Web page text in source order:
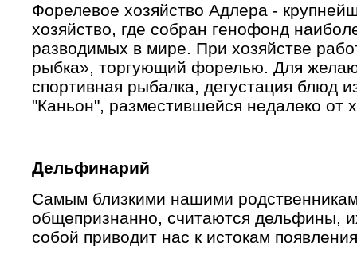
Форелевое хозяйство Адлера -
хозяйство, где собран генофонд
разводимых в мире. При хозяйстве
рыбка», торгующий форелью. Для
спортивная рыбалка, дегустация блюд
"Каньон", разместившейся недалеко от
Дельфинарий
Самым близкими нашими
общепризнанно, считаются дельфины,
собой приводит нас к истокам